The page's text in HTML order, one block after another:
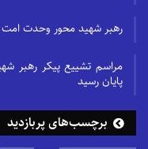
رهبر شهید محور وحدت
مراسم تشییع پیکر رهبر
پایان رسید
برچسب‌های پربازدید